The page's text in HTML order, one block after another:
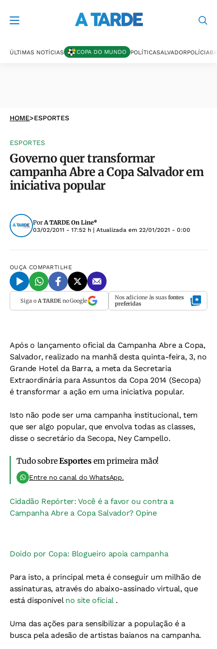
ÚLTIMAS NOTÍCIAS COPA DO MUNDO POLÍTICASALVADORPOLÍCIA
HOME>ESPORTES
ESPORTES
Governo quer transformar
campanha Abre a Copa Salvador em
iniciativa popular
PorA TARDE On Line*
03/02/2011 - 17:52 h | Atualizada em 22/01/2021 - 0:00
OUÇA COMPARTILHE
Siga o A TARDEno Google Nos adicione às suas fontes
preferidas
Após o lançamento oficial da Campanha Abre a Copa,
Salvador, realizado na manhã desta quinta-feira, 3, no
Grande Hotel da Barra, a meta da Secretaria
Extraordinária para Assuntos da Copa 2014 (Secopa)
é transformar a ação em uma iniciativa popular.
Isto não pode ser uma campanha institucional, tem
que ser algo popular, que envolva todas as classes,
disse o secretário da Secopa, Ney Campello.
Tudo sobreEsportesem primeira mão!
Entre no canal do WhatsApp.
Cidadão Repórter: Você é a favor ou contra a
Campanha Abre a Copa Salvador? Opine
Doido por Copa: Blogueiro apoia campanha
Para isto, a principal meta é conseguir um milhão de
assinaturas, através do abaixo-assinado virtual, que
está disponível no site oficial.
Uma das ações para sensibilizar a população é a
busca pela adesão de artistas baianos na campanha.